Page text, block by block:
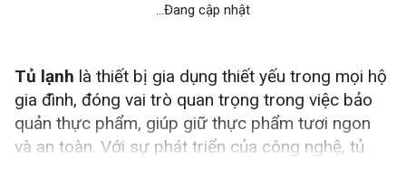
...Đang cập nhật
Tủ lạnh là thiết bị gia dụng thiết yếu trong mọi hộ
gia đình, đóng vai trò quan trọng trong việc bảo
quản thực phẩm, giúp giữ thực phẩm tươi ngon
và an toàn. Với sự phát triển của công nghệ, tủ